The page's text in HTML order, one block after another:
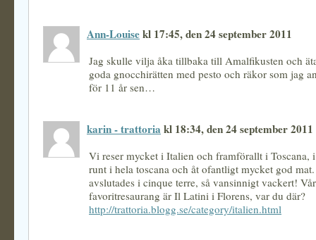
Ann-Louisekl 17:45, den 24 september 2011
Jag skulle vilja åka tillbaka till Amalfikusten och
goda gnocchirätten med pesto och räkor som jag
för 11 år sen…
karin - trattoria kl 18:34, den 24 september 2011
Vi reser mycket i Italien och framförallt i Toscana,
runt i hela toscana och åt ofantligt mycket god mat.
avslutades i cinque terre, så vansinnigt vackert! Vår
favoritresaurang är Il Latini i Florens, var du där?
http://trattoria.blogg.se/category/italien.html